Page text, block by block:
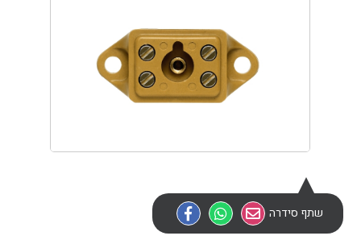
לכל מוצרי היצרן לכל מוצרי היצרן
לכל מוצרי היצרן
שתף סידרה